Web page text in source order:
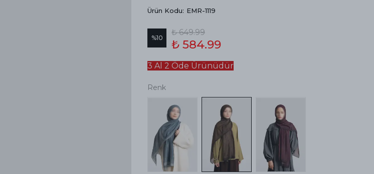
Ürün Kodu: EMR-1119
%10
₺ 649.99
₺ 584.99
3 Al 2 Öde Ürünüdür
Renk